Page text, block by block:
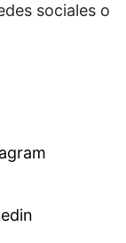
sociales o